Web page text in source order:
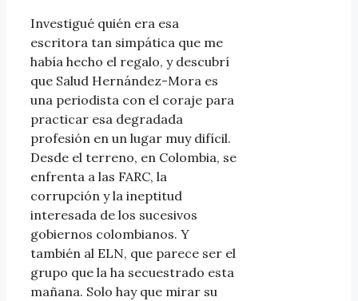
Investigué quién era esa
escritora tan simpática que me
había hecho el regalo, y descubrí
que Salud Hernández-Mora es
una periodista con el coraje para
practicar esa degradada
profesión en un lugar muy difícil.
Desde el terreno, en Colombia, se
enfrenta a las FARC, la
corrupción y la ineptitud
interesada de los sucesivos
gobiernos colombianos. Y
también al ELN, que parece ser el
grupo que la ha secuestrado esta
mañana. Solo hay que mirar su